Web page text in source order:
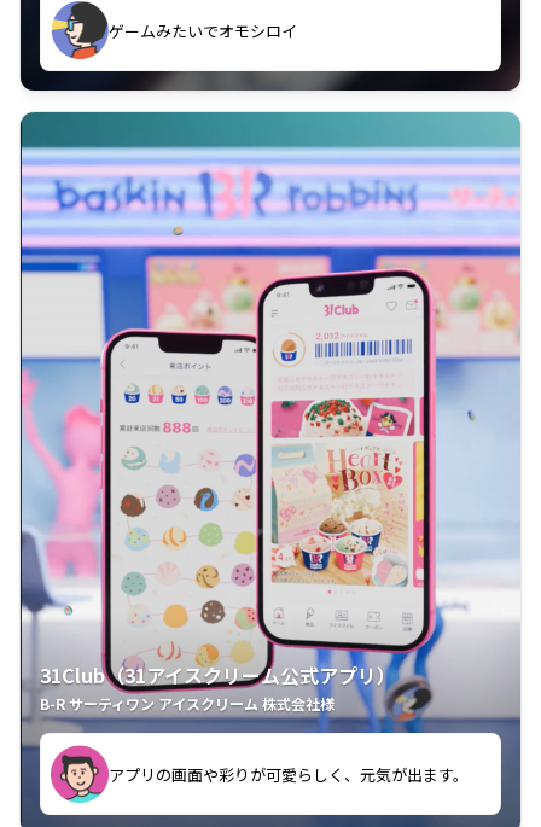
夢中で推しモビを探してビッグサイトで6時間も滞在
してしまった
久々のモーターショーがアプリでもっと楽しめました
31Club（31アイスクリーム公式アプリ）
B-R サーティワン アイスクリーム 株式会社様
アプリの画面や彩りが可愛らしく、元気が出ます。
クラスごとに特典があるようなので使うのが楽しいで
す。